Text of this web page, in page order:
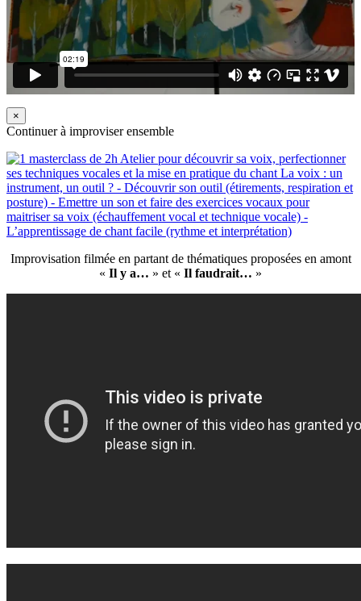
×
Continuer à improviser ensemble
Improvisation filmée en partant de thématiques proposées en amont
« Il y a… » et « Il faudrait… »